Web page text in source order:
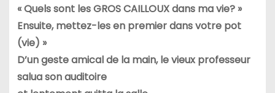
« Quels sont les GROS CAILLOUX dans ma vie? »
Ensuite, mettez-les en premier dans votre pot
(vie) »
D’un geste amical de la main, le vieux professeur
salua son auditoire